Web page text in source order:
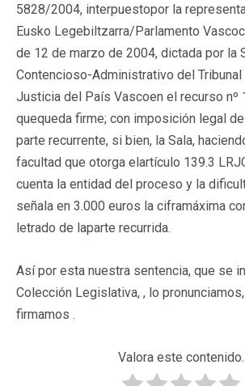
5828/2004, interpuestopor la
Eusko Legebiltzarra/Parlamento
de 12 de marzo de 2004, dictada por la
Contencioso-Administrativo del Tribunal
Justicia del País Vascoen el recurso nº
quequeda firme; con imposición legal
parte recurrente, si bien, la Sala,
facultad que otorga elartículo 139.3
cuenta la entidad del proceso y la
señala en 3.000 euros la ciframáxima
letrado de laparte recurrida.
Así por esta nuestra sentencia, que se
Colección Legislativa, , lo
firmamos .
Valora este contenido.